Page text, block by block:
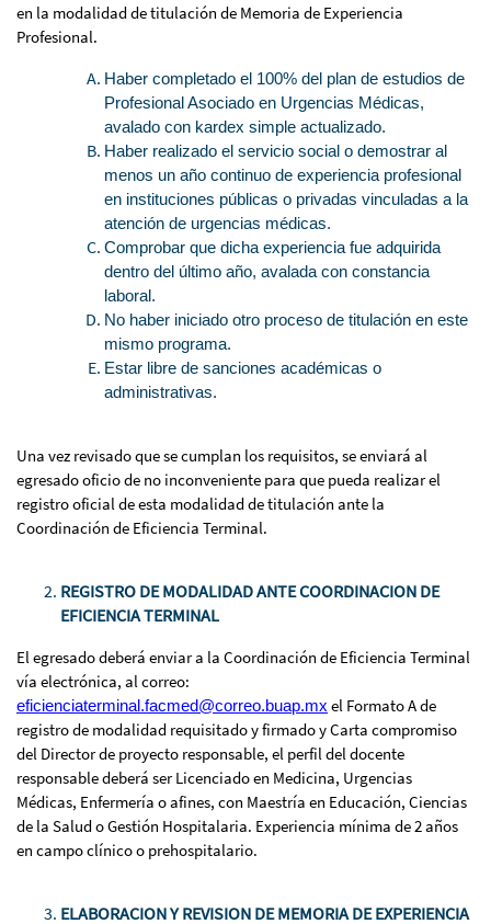
en la modalidad de titulación de Memoria de Experiencia
Profesional.
Haber completado el 100% del plan de estudios de
Profesional Asociado en Urgencias Médicas,
avalado con kardex simple actualizado.
Haber realizado el servicio social o demostrar al
menos un año continuo de experiencia profesional
en instituciones públicas o privadas vinculadas a la
atención de urgencias médicas.
Comprobar que dicha experiencia fue adquirida
dentro del último año, avalada con constancia
laboral.
No haber iniciado otro proceso de titulación en este
mismo programa.
Estar libre de sanciones académicas o
administrativas.
Una vez revisado que se cumplan los requisitos, se enviará al
egresado oficio de no inconveniente para que pueda realizar el
registro oficial de esta modalidad de titulación ante la
Coordinación de Eficiencia Terminal.
REGISTRO DE MODALIDAD ANTE COORDINACION DE
EFICIENCIA TERMINAL
El egresado deberá enviar a la Coordinación de Eficiencia Terminal
vía electrónica, al correo:
eficienciaterminal.facmed@correo.buap.mx el Formato A de
registro de modalidad requisitado y firmado y Carta compromiso
del Director de proyecto responsable, el perfil del docente
responsable deberá ser Licenciado en Medicina, Urgencias
Médicas, Enfermería o afines, con Maestría en Educación, Ciencias
de la Salud o Gestión Hospitalaria. Experiencia mínima de 2 años
en campo clínico o prehospitalario.
ELABORACION Y REVISION DE MEMORIA DE EXPERIENCIA